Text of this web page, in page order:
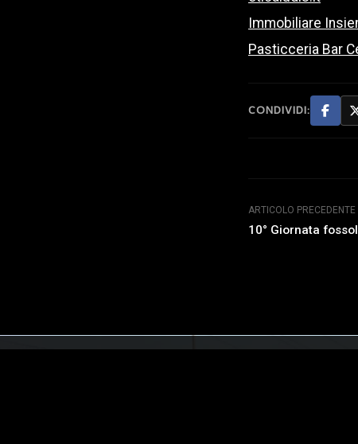
Immobiliare
Pasticceria Bar
CONDIVIDI:
ARTICOLO PRECEDENTE
10° Giornata